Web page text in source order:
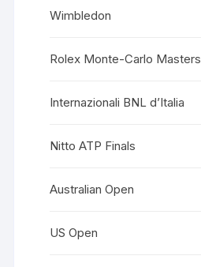
Wimbledon
Rolex Monte-Carlo Masters
Internazionali BNL d’Italia
Nitto ATP Finals
Australian Open
US Open